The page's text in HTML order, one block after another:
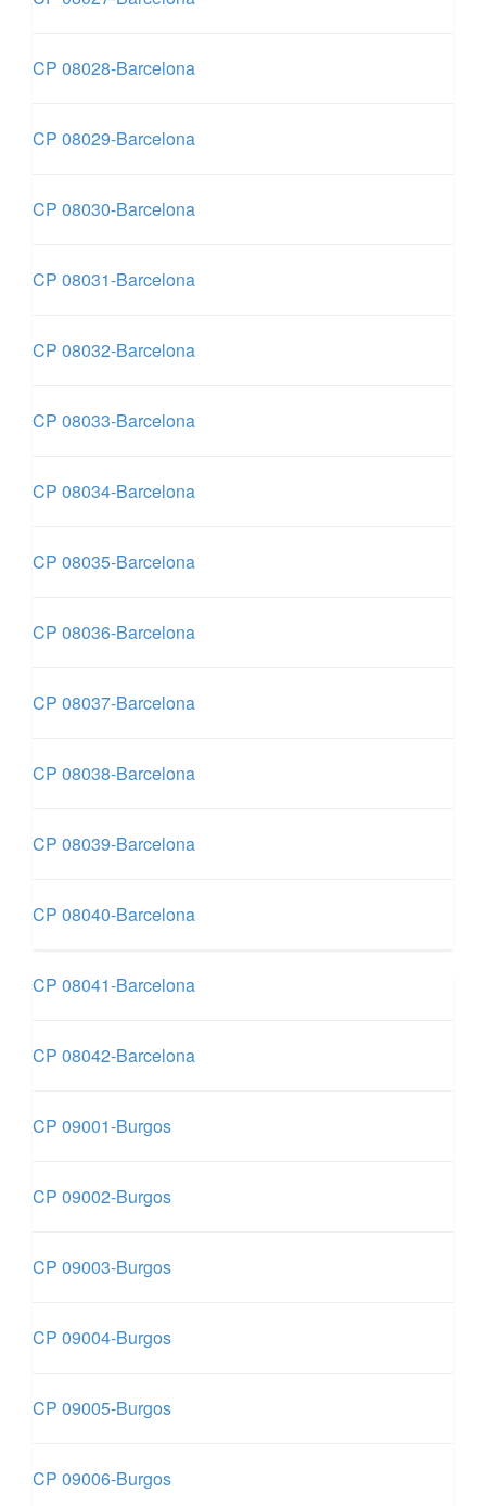
CP 08028-Barcelona
CP 08029-Barcelona
CP 08030-Barcelona
CP 08031-Barcelona
CP 08032-Barcelona
CP 08033-Barcelona
CP 08034-Barcelona
CP 08035-Barcelona
CP 08036-Barcelona
CP 08037-Barcelona
CP 08038-Barcelona
CP 08039-Barcelona
CP 08040-Barcelona
CP 08041-Barcelona
CP 08042-Barcelona
CP 09001-Burgos
CP 09002-Burgos
CP 09003-Burgos
CP 09004-Burgos
CP 09005-Burgos
CP 09006-Burgos